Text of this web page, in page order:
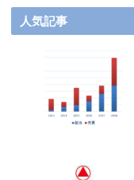
人気記事